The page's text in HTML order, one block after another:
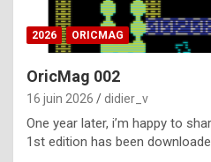
i
l
t
2026 ORICMAG
OricMag 002
16 juin 2026 didier_v
One year later, i’m happy to
1st edition has been